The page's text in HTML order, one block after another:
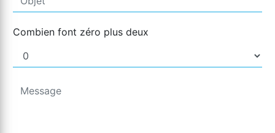
Combien font zéro plus deux